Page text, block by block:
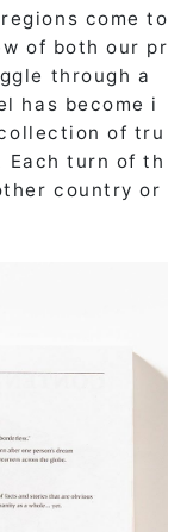
come to
of both our pr
through a
has become i
of tru
turn of th
country or